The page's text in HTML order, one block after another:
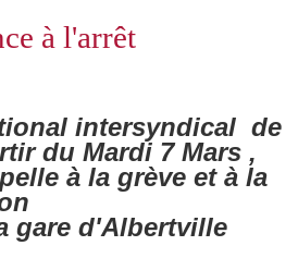
à l'arrêt
intersyndical de
du Mardi 7 Mars ,
à la grève et à la
gare d'Albertville